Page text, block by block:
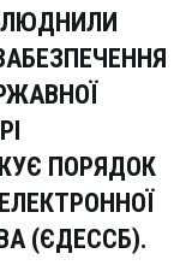
ПОРЯДОК
(ЄДЕССБ).